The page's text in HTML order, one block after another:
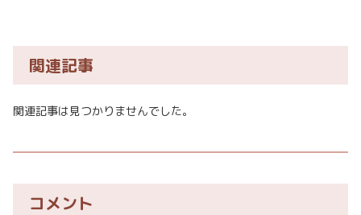
関連記事
関連記事は見つかりませんでした。
コメント